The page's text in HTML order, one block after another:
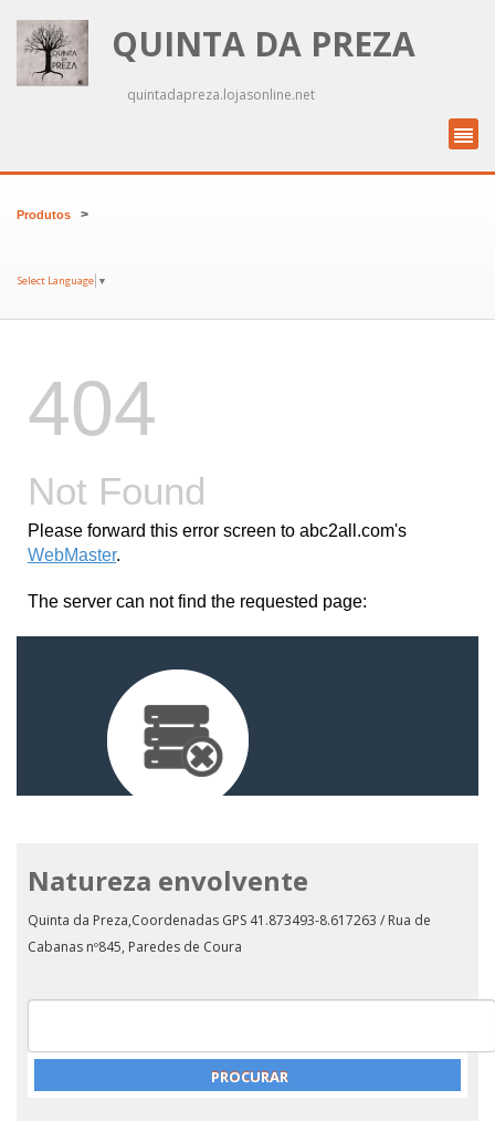
QUINTA DA PREZA
quintadapreza.lojasonline.net
Produtos >
Select Language ▼
Natureza envolvente
Quinta da Preza,Coordenadas GPS 41.873493-8.617263 / Rua de
Cabanas nº845, Paredes de Coura